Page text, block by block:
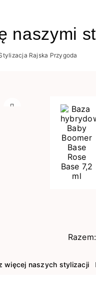
naszymi
Rajska Przygoda
Razem:
więcej naszych stylizacji